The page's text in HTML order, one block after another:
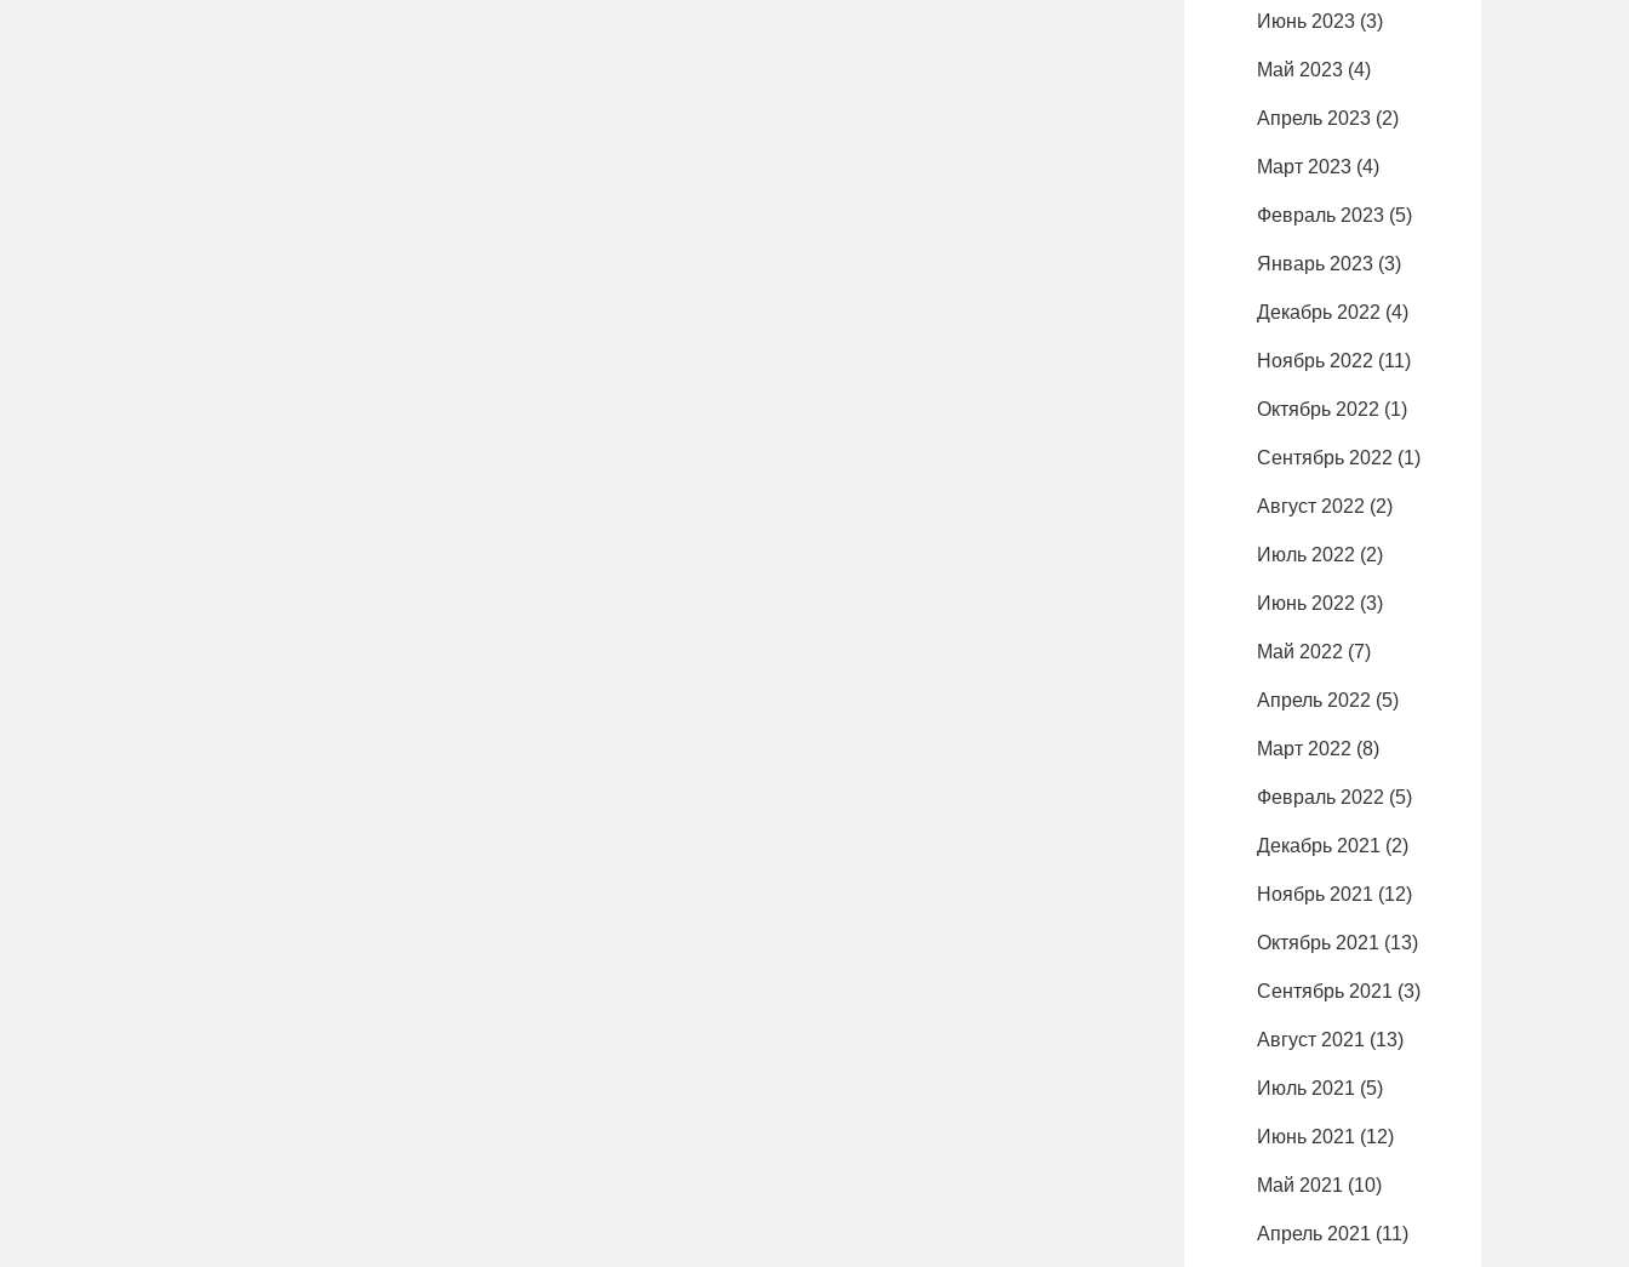
Июнь 2023 (3)
Май 2023 (4)
Апрель 2023 (2)
Март 2023 (4)
Февраль 2023 (5)
Январь 2023 (3)
Декабрь 2022 (4)
Ноябрь 2022 (11)
Октябрь 2022 (1)
Сентябрь 2022 (1)
Август 2022 (2)
Июль 2022 (2)
Июнь 2022 (3)
Май 2022 (7)
Апрель 2022 (5)
Март 2022 (8)
Февраль 2022 (5)
Декабрь 2021 (2)
Ноябрь 2021 (12)
Октябрь 2021 (13)
Сентябрь 2021 (3)
Август 2021 (13)
Июль 2021 (5)
Июнь 2021 (12)
Май 2021 (10)
Апрель 2021 (11)